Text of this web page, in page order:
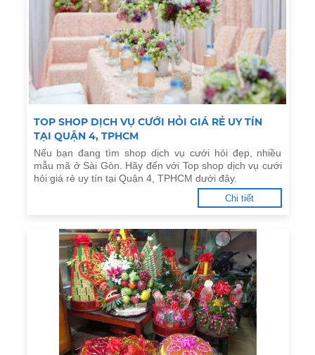
TOP SHOP DỊCH VỤ CƯỚI HỎI GIÁ RẺ UY TÍN
TẠI QUẬN 4, TPHCM
Nếu bạn đang tìm shop dịch vụ cưới hỏi đẹp, nhiều
mẫu mã ở Sài Gòn. Hãy đến với Top shop dịch vụ cưới
hỏi giá rẻ uy tín tại Quận 4, TPHCM dưới đây.
Chi tiết